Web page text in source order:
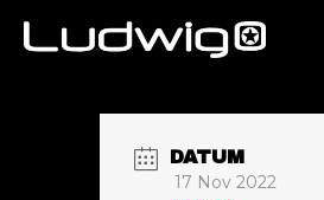
DATUM
17 Nov 2022